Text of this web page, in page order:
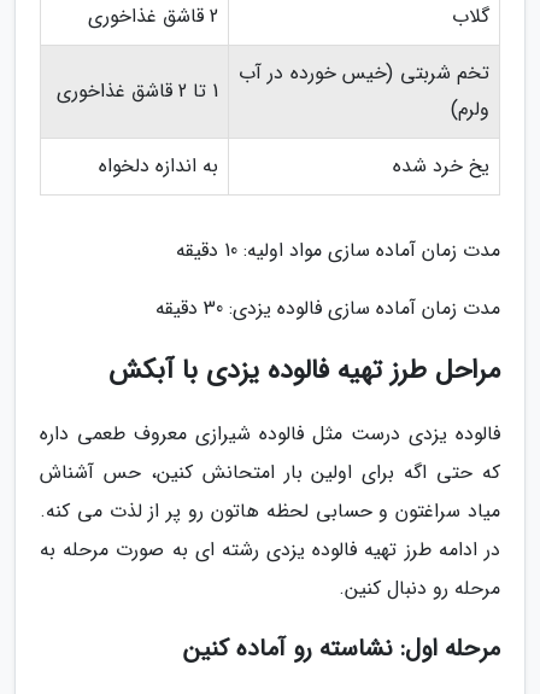
گلاب
2 قاشق غذاخوری
تخم شربتی (خیس خورده در آب
ولرم)
1 تا 2 قاشق غذاخوری
یخ خرد شده به اندازه دلخواه
مدت زمان آماده سازی مواد اولیه: 10 دقیقه
مدت زمان آماده سازی فالوده یزدی: 30 دقیقه
مراحل طرز تهیه فالوده یزدی با آبکش
فالوده یزدی درست مثل فالوده شیرازی معروف طعمی داره
که حتی اگه برای اولین بار امتحانش کنین، حس آشناش
میاد سراغتون و حسابی لحظه هاتون رو پر از لذت می کنه.
در ادامه طرز تهیه فالوده یزدی رشته ای به صورت مرحله به
مرحله رو دنبال کنین.
مرحله اول: نشاسته رو آماده کنین